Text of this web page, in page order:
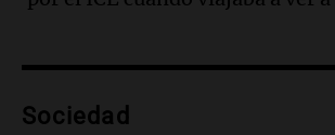
Audio.Lanzamiento del
al mercado argentino
Sociedad